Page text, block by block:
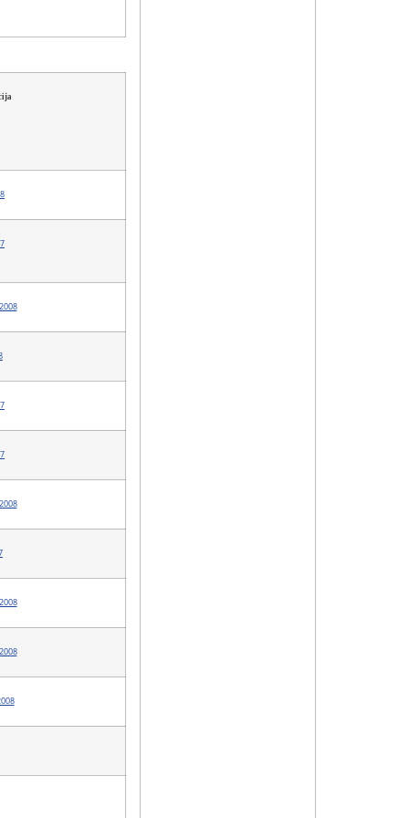
2008
2008
2008
2008